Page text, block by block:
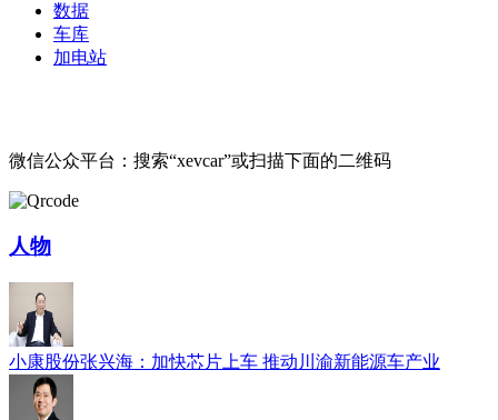
数据
车库
加电站
微信公众平台：搜索“xevcar”或扫描下面的二维码
人物
小康股份张兴海：加快芯片上车 推动川渝新能源车产业